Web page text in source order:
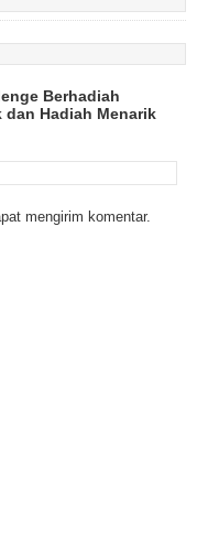
Berhadiah
dan Hadiah Menarik
mengirim komentar.